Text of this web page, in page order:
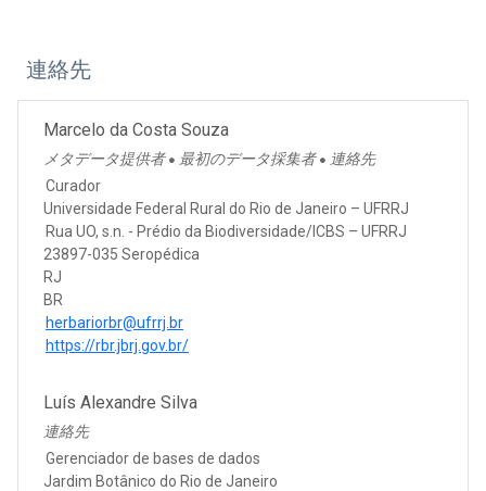
連絡先
Marcelo da Costa Souza
メタデータ提供者 ● 最初のデータ採集者 ● 連絡先
Curador
Universidade Federal Rural do Rio de Janeiro – UFRRJ
Rua UO, s.n. - Prédio da Biodiversidade/ICBS – UFRRJ
23897-035 Seropédica
RJ
BR
herbariorbr@ufrrj.br
https://rbr.jbrj.gov.br/
Luís Alexandre Silva
連絡先
Gerenciador de bases de dados
Jardim Botânico do Rio de Janeiro